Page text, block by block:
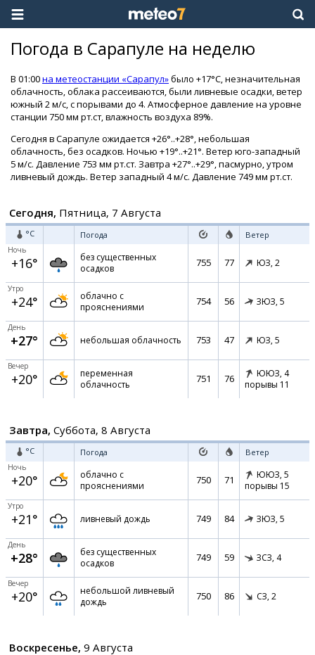
Погода в Сарапуле на неделю
В 01:00на метеостанции «Сарапул»было +17°C, незначительная
облачность, облака рассеиваются, были ливневые осадки, ветер
южный 2 м/с, с порывами до 4. Атмосферное давление на уровне
станции 750 мм рт.ст, влажность воздуха 89%.
Сегодня в Сарапуле ожидается +26°..+28°, небольшая
облачность, без осадков. Ночью +19°..+21°. Ветер юго-западный
5 м/с. Давление 753 мм рт.ст. Завтра +27°..+29°, пасмурно, утром
ливневый дождь. Ветер западный 4 м/с. Давление 749 мм рт.ст.
Сегодня, Пятница, 7 Августа
°C Погода Ветер
Ночь
+16°
без существенных
осадков
755 77 ЮЗ, 2
Утро
+24°
облачно с
прояснениями
754 56 ЗЮЗ, 5
День
+27° небольшая облачность 753 47 ЮЗ, 5
Вечер
+20°
переменная
облачность
751 76 ЮЮЗ, 4
порывы 11
Завтра, Суббота, 8 Августа
°C Погода Ветер
Ночь
+20°
облачно с
прояснениями
750 71 ЮЮЗ, 5
порывы 15
Утро
+21° ливневый дождь 749 84 ЗЮЗ, 5
День
+28°
без существенных
осадков
749 59 ЗСЗ, 4
Вечер
+20°
небольшой ливневый
дождь
750 86 СЗ, 2
Воскресенье, 9 Августа